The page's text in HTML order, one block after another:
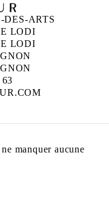
ARTS
LODI
LODI
manquer aucune